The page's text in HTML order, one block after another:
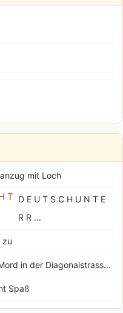
mit Loch
D E U T S C H U N T E
R R ...
zu
in der Diagonalstrass...
Spaß